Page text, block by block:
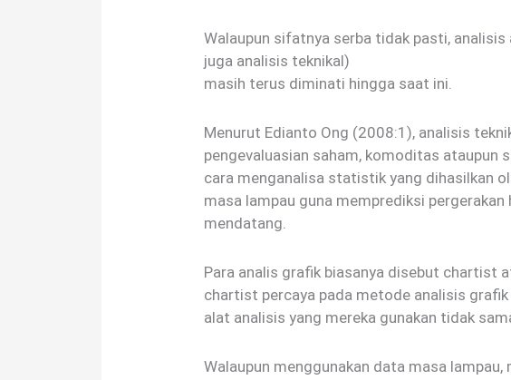
Walaupun sifatnya serba tidak pasti,
juga analisis teknikal)
masih terus diminati hingga saat ini.
Menurut Edianto Ong (2008:1), analisis
pengevaluasian saham, komoditas ataupun
cara menganalisa statistik yang dihasilkan
masa lampau guna memprediksi
mendatang.
Para analis grafik biasanya disebut chartist
chartist percaya pada metode analisis
alat analisis yang mereka gunakan tidak
Walaupun menggunakan data masa